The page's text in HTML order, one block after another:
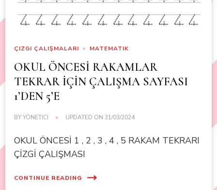
ÇIZGI ÇALIŞMALARI MATEMATIK
OKUL ÖNCESİ RAKAMLAR
TEKRAR İÇİN ÇALIŞMA SAYFASI
1’DEN 5’E
BYYÖNETICI UPDATED ON 31/03/2024
OKUL ÖNCESİ 1 , 2 , 3 , 4 , 5 RAKAM TEKRARI
ÇİZGİ ÇALIŞMASI
CONTINUE READING